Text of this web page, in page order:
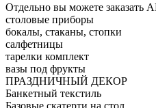
Отдельно вы можете
столовые приборы
бокалы, стаканы, стопки
салфетницы
тарелки комплект
вазы под фрукты
ПРАЗДНИЧНЫЙ ДЕКОР
Банкетный текстиль
Базовые скатерти на стол